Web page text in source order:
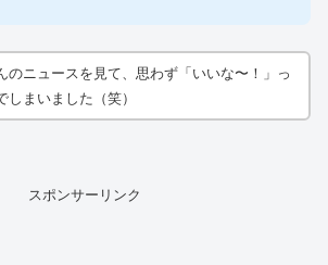
のニュースを見て、思わず「いいな〜！」っ
しまいました（笑）
スポンサーリンク